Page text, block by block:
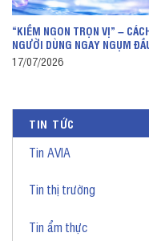
TIN TỨC
Tin AVIA
Tin thị trường
Tin ẩm thực
“KIỀM NGON TRỌN VỊ” –
NGƯỜI DÙNG NGAY NGỤM
17/07/2026